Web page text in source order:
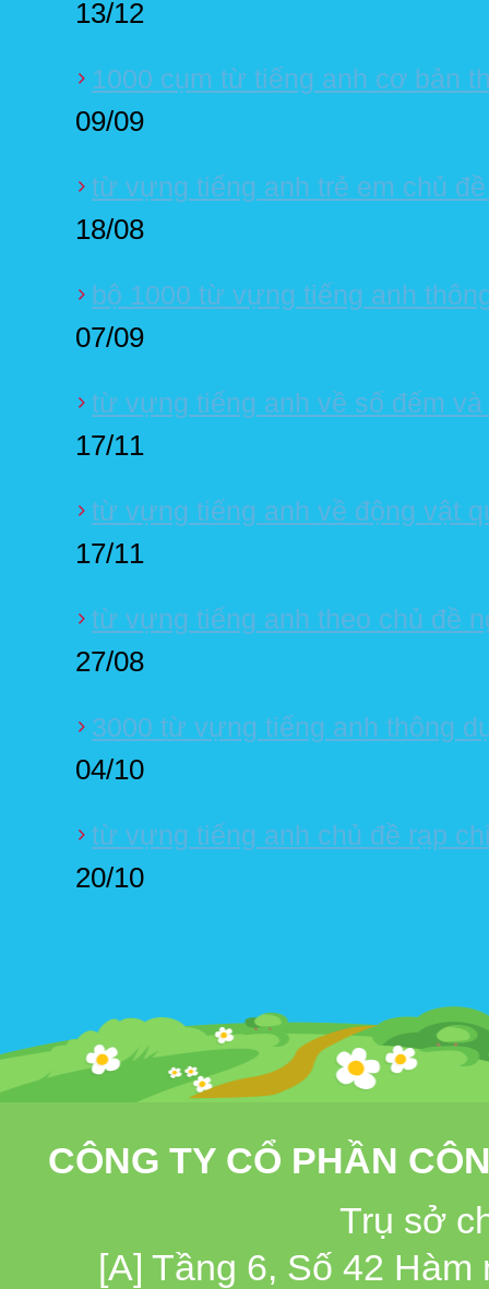
13/12
1000 cụm từ tiếng anh cơ bản
09/09
từ vựng tiếng anh trẻ em chủ
18/08
bộ 1000 từ vựng tiếng anh
07/09
từ vựng tiếng anh về số đếm
17/11
từ vựng tiếng anh về động vật
17/11
từ vựng tiếng anh theo chủ đề
27/08
3000 từ vựng tiếng anh thông
04/10
từ vựng tiếng anh chủ đề rạp
20/10
CÔNG TY CỔ PHẦN
Trụ sở
[A] Tầng 6, Số 42